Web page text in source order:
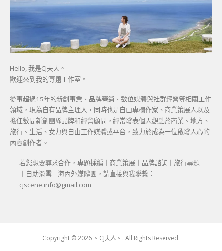
Hello, 我是CJ夫人。
歡迎來到我的專題工作室。
從事超過15年的新創事業、品牌營銷、數位媒體與社群經營等相關工作
領域，現為自有品牌主理人，同時也是自由專欄作家、商業策展人以及
擔任數間新創團隊品牌和經營顧問，經常發表個人觀點於商業、地方、
旅行、生活、女力與自由工作媒體或平台，致力於成為一位啟發人心的
內容創作者。
若您想要尋求合作，專題採編｜商業策展｜品牌諮詢｜旅行專題
｜自助滑雪｜海內外媒體團，請直接與我聯繫：
cjscene.info@gmail.com
Copyright © 2026 。CJ夫人。. All Rights Reserved.